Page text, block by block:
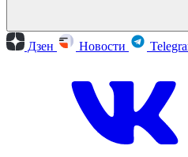
Дзен Новости